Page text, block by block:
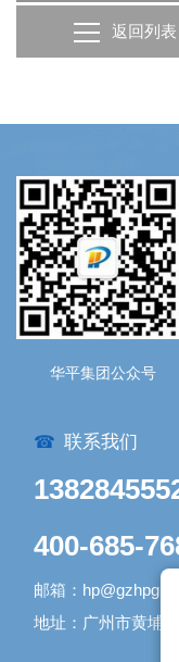
返回列表
华平集团公众号
☎ 联系我们
400-685-
邮箱：
地址：广州市黄埔